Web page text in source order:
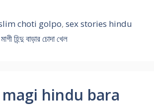
choti golpo,sex stories hindu
হিন্দু বাড়ার চোদা খেল
hindu bara